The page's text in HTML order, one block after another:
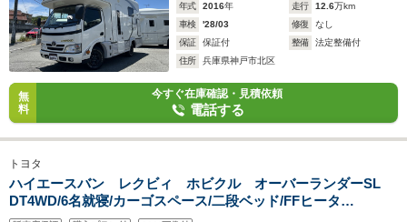
年式
2016年 走行 12.6万km
車検
'28/03 修復
なし
保証
保証付 整備
法定整備付
住所
兵庫県神戸市北区
無
料
今すぐ在庫確認・見積依頼
電話する
トヨタ
ハイエースバン レクビィ ホビクル オーバーランダーSL
DT4WD/6名就寝/カーゴスペース/二段ベッド/FFヒータ
ー/1500Wインバーター/ツインサブバッテリー/フリップダウン